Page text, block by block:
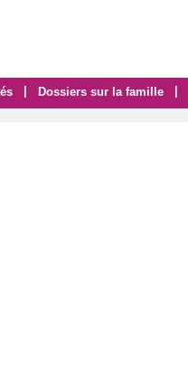
Dossiers sur la famille